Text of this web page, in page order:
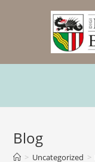
Blog
> Uncategorized >